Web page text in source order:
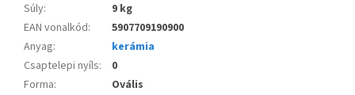
Súly:
9 kg
EAN vonalkód:
5907709190900
Anyag:
kerámia
Csaptelepi nyíls:
0
Forma:
Ovális